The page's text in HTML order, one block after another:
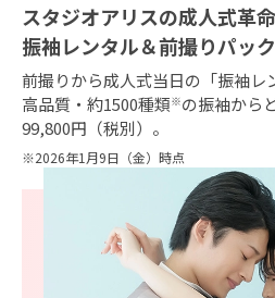
スタジオアリスの成人式革命
振袖レンタル＆前撮りパッ
前撮りから成人式当日の「振袖レ
高品質・約1500種類※の振袖から
99,800円（税別）。
※2026年1月9日（金）時点